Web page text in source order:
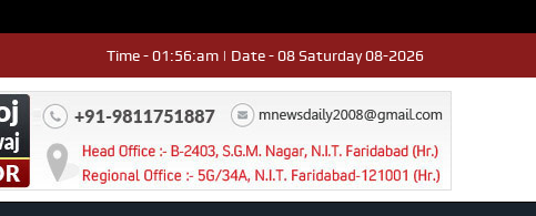
Time - 01:56:am | Date - 08 Saturday 08-2026